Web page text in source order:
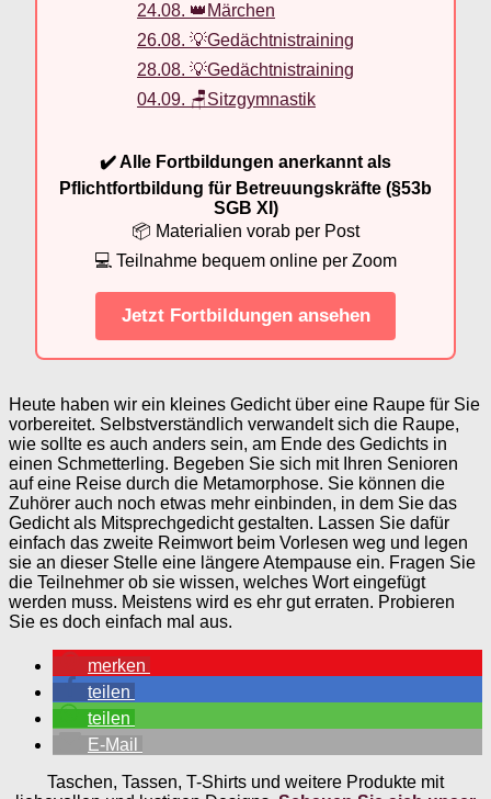
24.08. 👑Märchen
26.08. 💡Gedächtnistraining
28.08. 💡Gedächtnistraining
04.09. 🪑Sitzgymnastik
✔️ Alle Fortbildungen anerkannt als
Pflichtfortbildung für Betreuungskräfte (§53b
SGB XI)
📦 Materialien vorab per Post
💻 Teilnahme bequem online per Zoom
Jetzt Fortbildungen ansehen
Heute haben wir ein kleines Gedicht über eine Raupe für Sie
vorbereitet. Selbstverständlich verwandelt sich die Raupe,
wie sollte es auch anders sein, am Ende des Gedichts in
einen Schmetterling. Begeben Sie sich mit Ihren Senioren
auf eine Reise durch die Metamorphose. Sie können die
Zuhörer auch noch etwas mehr einbinden, in dem Sie das
Gedicht als Mitsprechgedicht gestalten. Lassen Sie dafür
einfach das zweite Reimwort beim Vorlesen weg und legen
sie an dieser Stelle eine längere Atempause ein. Fragen Sie
die Teilnehmer ob sie wissen, welches Wort eingefügt
werden muss. Meistens wird es ehr gut erraten. Probieren
Sie es doch einfach mal aus.
merken
teilen
teilen
E-Mail
Taschen, Tassen, T-Shirts und weitere Produkte mit